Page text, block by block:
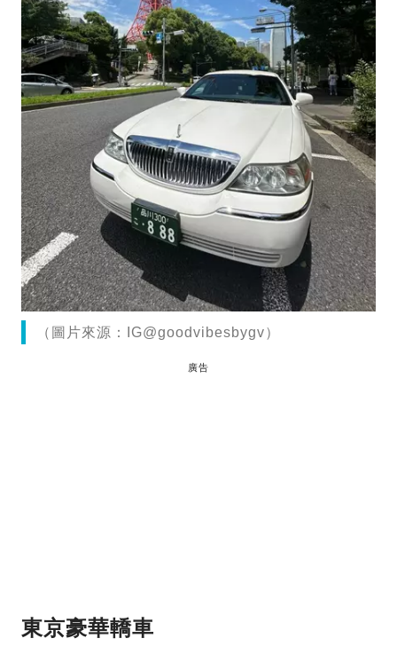
（圖片來源：IG@goodvibesbygv）
廣告
東京豪華轎車